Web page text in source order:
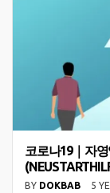
코로나19｜자
BY DOKBAB 5